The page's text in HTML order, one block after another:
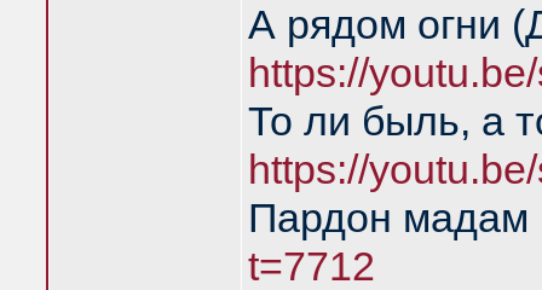
А рядом огни
https://
То ли быль, а
https://
Пардон мадам
t=7712